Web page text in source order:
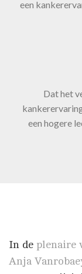
een
Dat het
een hogere
In de plenaire
Anja